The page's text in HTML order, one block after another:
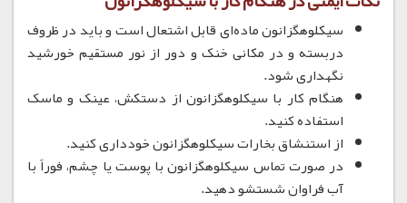
سیکلوهگزانون ماده‌ای قابل اشتعال است و باید در ظروف
دربسته و در مکانی خنک و دور از نور مستقیم خورشید
نگهداری شود.
هنگام کار با سیکلوهگزانون از دستکش، عینک و ماسک
استفاده کنید.
از استنشاق بخارات سیکلوهگزانون خودداری کنید.
در صورت تماس سیکلوهگزانون با پوست یا چشم، فوراً با
آب فراوان شستشو دهید.